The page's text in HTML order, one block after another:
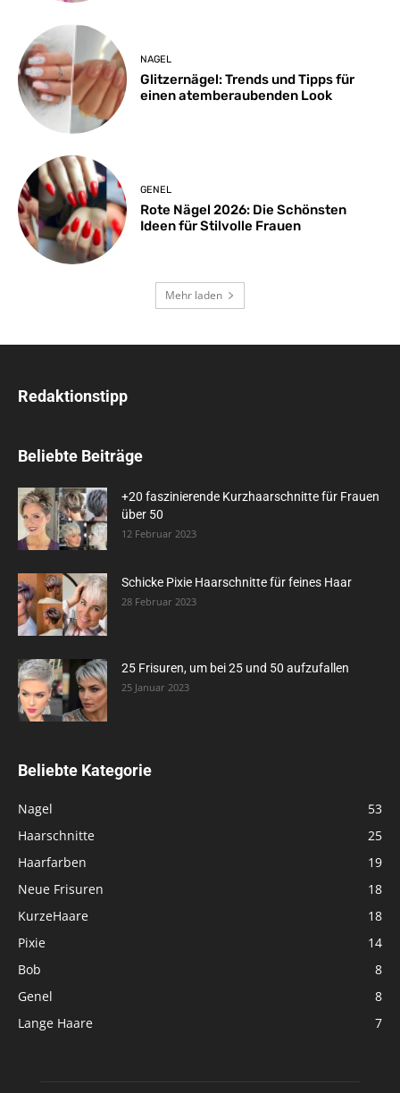
NAGEL
Glitzernägel: Trends und Tipps für
einen atemberaubenden Look
GENEL
Rote Nägel 2026: Die Schönsten
Ideen für Stilvolle Frauen
Mehr laden
Redaktionstipp
Beliebte Beiträge
+20 faszinierende Kurzhaarschnitte für Frauen
über 50
12 Februar 2023
Schicke Pixie Haarschnitte für feines Haar
28 Februar 2023
25 Frisuren, um bei 25 und 50 aufzufallen
25 Januar 2023
Beliebte Kategorie
Nagel
53
Haarschnitte
25
Haarfarben
19
Neue Frisuren
18
KurzeHaare
18
Pixie
14
Bob
8
Genel
8
Lange Haare
7